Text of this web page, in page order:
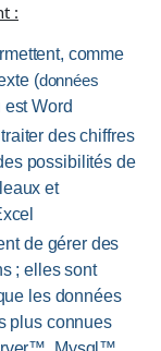
:
comme
(données
Word
des chiffres
possibilités de
et
de gérer des
; elles sont
les données
plus connues